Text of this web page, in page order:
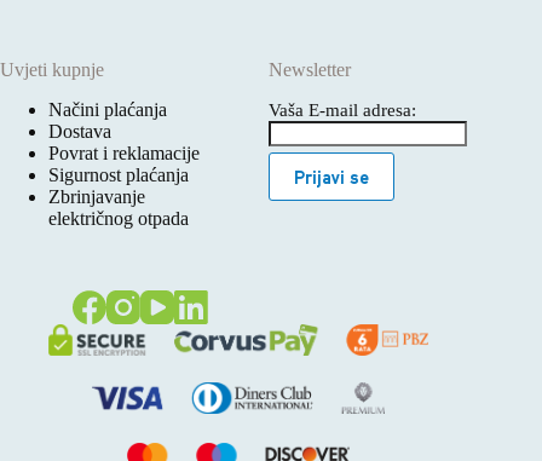
Uvjeti kupnje
Načini plaćanja
Dostava
Povrat i reklamacije
Sigurnost plaćanja
Zbrinjavanje
električnog otpada
Newsletter
Vaša E-mail adresa:
Prijavi se